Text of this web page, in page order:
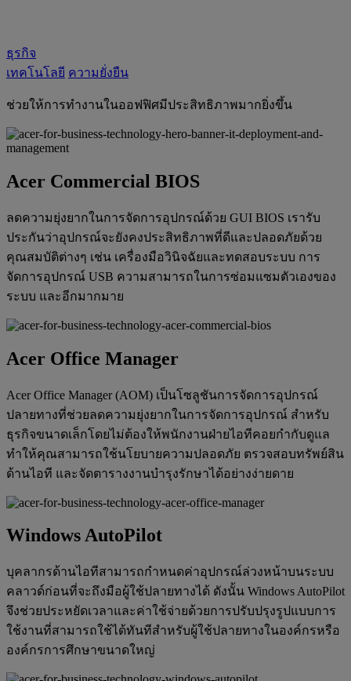
ธุรกิจ
เทคโนโลยี ความยั่งยืน
ช่วยให้การทำงานในออฟฟิศมีประสิทธิภาพมากยิ่งขึ้น
Acer Commercial BIOS
ลดความยุ่งยากในการจัดการอุปกรณ์ด้วย GUI BIOS เรารับ
ประกันว่าอุปกรณ์จะยังคงประสิทธิภาพที่ดีและปลอดภัยด้วย
คุณสมบัติต่างๆ เช่น เครื่องมือวินิจฉัยและทดสอบระบบ การ
จัดการอุปกรณ์ USB ความสามารถในการซ่อมแซมตัวเองของ
ระบบ และอีกมากมาย
Acer Office Manager
Acer Office Manager (AOM) เป็นโซลูชันการจัดการอุปกรณ์
ปลายทางที่ช่วยลดความยุ่งยากในการจัดการอุปกรณ์ สำหรับ
ธุรกิจขนาดเล็กโดยไม่ต้องให้พนักงานฝ่ายไอทีคอยกำกับดูแล
ทำให้คุณสามารถใช้นโยบายความปลอดภัย ตรวจสอบทรัพย์สิน
ด้านไอที และจัดตารางงานบำรุงรักษาได้อย่างง่ายดาย
Windows AutoPilot
บุคลากรด้านไอทีสามารถกำหนดค่าอุปกรณ์ล่วงหน้าบนระบบ
คลาวด์ก่อนที่จะถึงมือผู้ใช้ปลายทางได้ ดังนั้น Windows AutoPilot
จึงช่วยประหยัดเวลาและค่าใช้จ่ายด้วยการปรับปรุงรูปแบบการ
ใช้งานที่สามารถใช้ได้ทันทีสำหรับผู้ใช้ปลายทางในองค์กรหรือ
องค์กรการศึกษาขนาดใหญ่